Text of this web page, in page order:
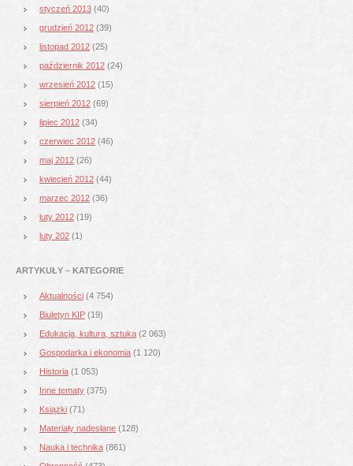
styczeń 2013 (40)
grudzień 2012 (39)
listopad 2012 (25)
październik 2012 (24)
wrzesień 2012 (15)
sierpień 2012 (69)
lipiec 2012 (34)
czerwiec 2012 (46)
maj 2012 (26)
kwiecień 2012 (44)
marzec 2012 (36)
luty 2012 (19)
luty 202 (1)
ARTYKUŁY – KATEGORIE
Aktualności (4 754)
Biuletyn KIP (19)
Edukacja, kultura, sztuka (2 063)
Gospodarka i ekonomia (1 120)
Historia (1 053)
Inne tematy (375)
Książki (71)
Materiały nadesłane (128)
Nauka i technika (861)